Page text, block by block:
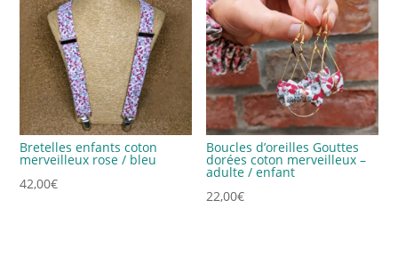
Bretelles enfants coton
merveilleux rose / bleu
42,00€
Boucles d’oreilles Gouttes
dorées coton merveilleux –
adulte / enfant
22,00€